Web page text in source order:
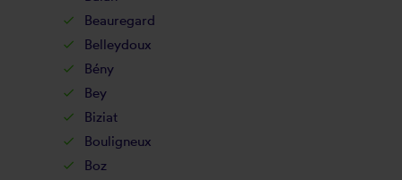
Beauregard
Belleydoux
Bény
Bey
Biziat
Bouligneux
Boz